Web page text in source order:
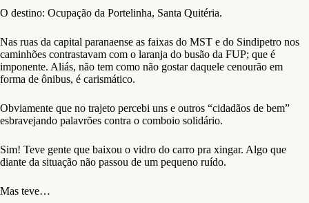
O destino: Ocupação da Portelinha, Santa Quitéria.
Nas ruas da capital paranaense as faixas do MST e do Sindipetro nos
caminhões contrastavam com o laranja do busão da FUP; que é
imponente. Aliás, não tem como não gostar daquele cenourão em
forma de ônibus, é carismático.
Obviamente que no trajeto percebi uns e outros “cidadãos de bem”
esbravejando palavrões contra o comboio solidário.
Sim! Teve gente que baixou o vidro do carro pra xingar. Algo que
diante da situação não passou de um pequeno ruído.
Mas teve…